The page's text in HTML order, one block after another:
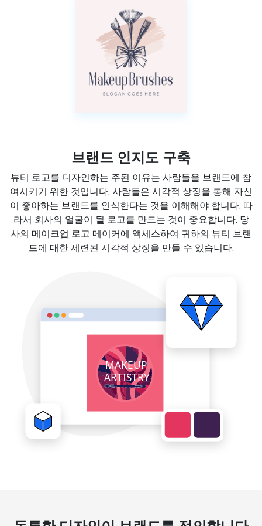
브랜드 인지도 구축
뷰티 로고를 디자인하는 주된 이유는 사람들을 브랜드에 참
여시키기 위한 것입니다. 사람들은 시각적 상징을 통해 자신
이 좋아하는 브랜드를 인식한다는 것을 이해해야 합니다. 따
라서 회사의 얼굴이 될 로고를 만드는 것이 중요합니다. 당
사의 메이크업 로고 메이커에 액세스하여 귀하의 뷰티 브랜
드에 대한 세련된 시각적 상징을 만들 수 있습니다.